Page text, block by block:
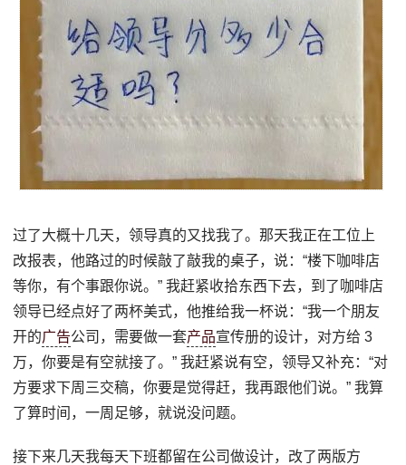
过了大概十几天，领导真的又找我了。那天我正在工位上
改报表，他路过的时候敲了敲我的桌子，说：“楼下咖啡店
等你，有个事跟你说。” 我赶紧收拾东西下去，到了咖啡店
领导已经点好了两杯美式，他推给我一杯说：“我一个朋友
开的广告公司，需要做一套产品宣传册的设计，对方给 3
万，你要是有空就接了。” 我赶紧说有空，领导又补充：“对
方要求下周三交稿，你要是觉得赶，我再跟他们说。” 我算
了算时间，一周足够，就说没问题。
接下来几天我每天下班都留在公司做设计，改了两版方